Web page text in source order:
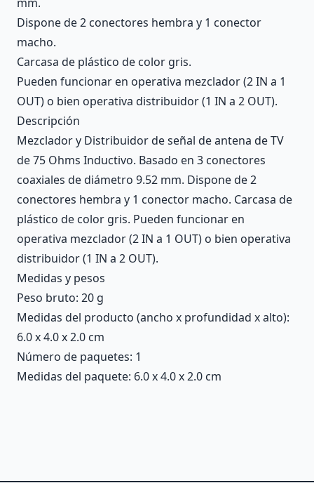
Dispone de 2 conectores hembra y 1 conector
macho.
Carcasa de plástico de color gris.
Pueden funcionar en operativa mezclador (2 IN a 1
OUT) o bien operativa distribuidor (1 IN a 2 OUT).
Descripción
Mezclador y Distribuidor de señal de antena de TV
de 75 Ohms Inductivo. Basado en 3 conectores
coaxiales de diámetro 9.52 mm. Dispone de 2
conectores hembra y 1 conector macho. Carcasa de
plástico de color gris. Pueden funcionar en
operativa mezclador (2 IN a 1 OUT) o bien operativa
distribuidor (1 IN a 2 OUT).
Medidas y pesos
Peso bruto: 20 g
Medidas del producto (ancho x profundidad x alto):
6.0 x 4.0 x 2.0 cm
Número de paquetes: 1
Medidas del paquete: 6.0 x 4.0 x 2.0 cm